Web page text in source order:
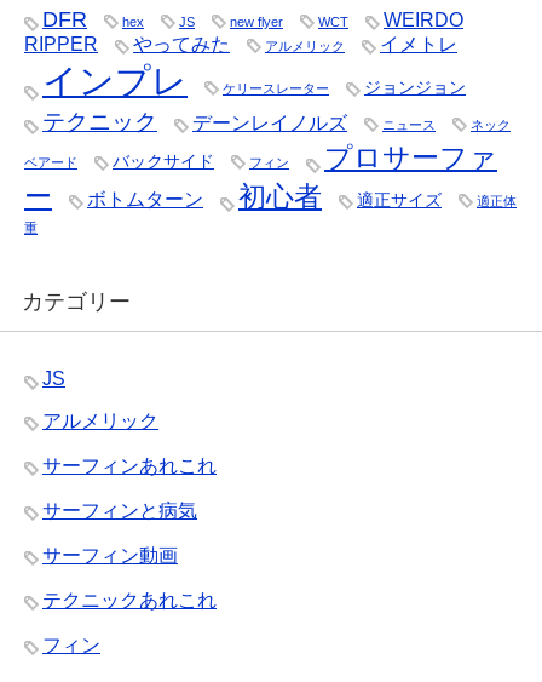
DFR hex JS new flyer WCT
WEIRDO
RIPPER
やってみた アルメリック イメトレ
インプレ ケリースレーター ジョンジョン
テクニック デーンレイノルズ ニュース ネック
ベアード バックサイド フィン
プロサーファ
ー
ボトムターン 初心者 適正サイズ
適正体
重
カテゴリー
JS
アルメリック
サーフィンあれこれ
サーフィンと病気
サーフィン動画
テクニックあれこれ
フィン